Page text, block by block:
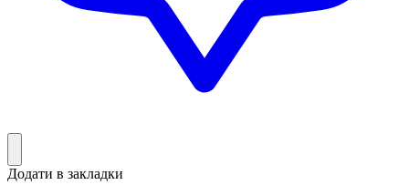
Додати в закладки